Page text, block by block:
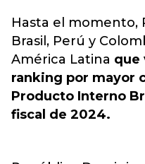
Hasta el momento,
Brasil, Perú y
América Latina que
ranking por mayor
Producto Interno
fiscal de 2024.